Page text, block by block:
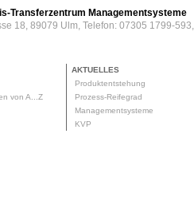
Transferzentrum Managementsysteme
18, 89079 Ulm, Telefon: 07305 1799-
von A...Z
AKTUELLES
Produktentstehung
Prozess-Reifegrad
Managementsysteme
KVP